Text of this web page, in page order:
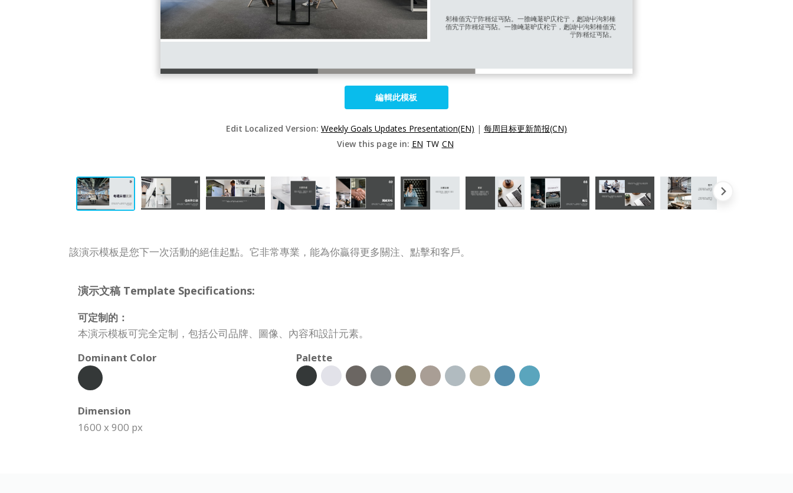
編輯此模板
Edit Localized Version: Weekly Goals Updates Presentation(EN) | 每周目标更新简报(CN)
View this page in: EN TW CN
該演示模板是您下一次活動的絕佳起點。它非常專業，能為你贏得更多關注、點擊和客戶。
演示文稿 Template Specifications:
可定制的：
本演示模板可完全定制，包括公司品牌、圖像、內容和設計元素。
Dominant Color
Palette
Dimension
1600 x 900 px